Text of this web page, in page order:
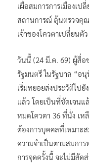
เผื่อสมการการเมืองเ
สถานการณ์ ลุ้นตรวจคุ
เจ้าของโควตาเปลี่ยนตัว
วันนี้ (24 มี.ค. 69) ผู้สื่อ
รัฐมนตรี ในรัฐบาล “อ
เริ่มทยอยส่งประวัติไป
แล้ว โดยเป็นที่ชัดเจนแ
หมดโควตา 36 ที่นั่ง เห
ต้องการบุคคลที่เหมาะ
ความจำเป็นตามสมกา
การจุดครั้งนี้ จะไม่มีสัด